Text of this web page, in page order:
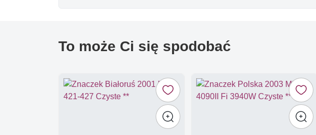
To może Ci się spodobać